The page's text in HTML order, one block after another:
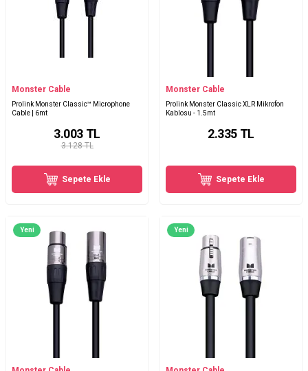
Monster Cable
Prolink Monster Classic™ Microphone
Cable | 6mt
3.128 TL
3.003 TL
Sepete Ekle
Monster Cable
Prolink Monster Classic XLR Mikrofon
Kablosu - 1.5mt
2.335 TL
Sepete Ekle
Yeni Yeni